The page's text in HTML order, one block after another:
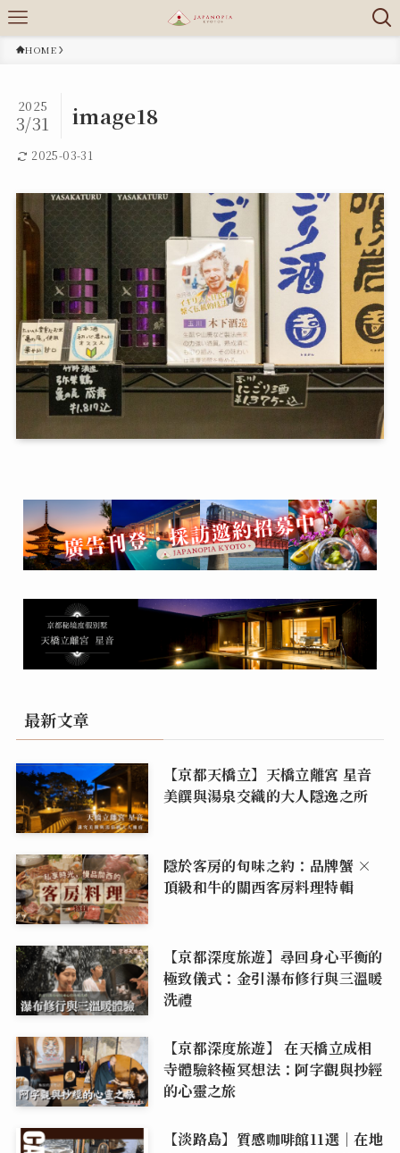
HOME
image18
2025
3/31
2025-03-31
最新文章
【京都天橋立】天橋立離宮 星音
美饌與湯泉交織的大人隱逸之所
隱於客房的旬味之約：品牌蟹 ×
頂級和牛的關西客房料理特輯
【京都深度旅遊】尋回身心平衡的
極致儀式：金引瀑布修行與三溫暖
洗禮
【京都深度旅遊】 在天橋立成相
寺體驗終極冥想法：阿字觀與抄經
的心靈之旅
【淡路島】質感咖啡館11選｜在地